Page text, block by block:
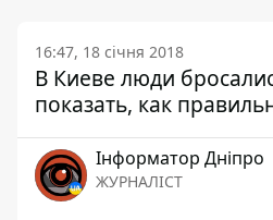
16:47, 18 січня 2018
В Киеве люди
показать, как
Інформатор Дніпро
ЖУРНАЛІСТ